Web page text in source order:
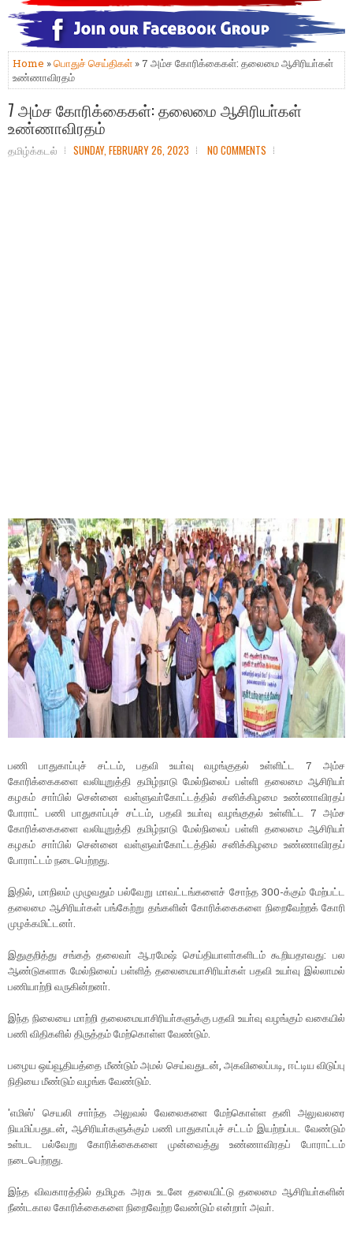
Home »பொதுச் செய்திகள் » 7 அம்ச கோரிக்கைகள்: தலைமை ஆசிரியா்கள்
உண்ணாவிரதம்
7 அம்ச கோரிக்கைகள்: தலைமை ஆசிரியா்கள்
உண்ணாவிரதம்
தமிழ்க்கடல் SUNDAY, FEBRUARY 26, 2023 NO COMMENTS
பணி பாதுகாப்புச் சட்டம், பதவி உயா்வு வழங்குதல் உள்ளிட்ட 7 அம்ச
கோரிக்கைகளை வலியுறுத்தி தமிழ்நாடு மேல்நிலைப் பள்ளி தலைமை ஆசிரியா்
கழகம் சாா்பில் சென்னை வள்ளுவா்கோட்டத்தில் சனிக்கிழமை உண்ணாவிரதப்
போராட் பணி பாதுகாப்புச் சட்டம், பதவி உயா்வு வழங்குதல் உள்ளிட்ட 7 அம்ச
கோரிக்கைகளை வலியுறுத்தி தமிழ்நாடு மேல்நிலைப் பள்ளி தலைமை ஆசிரியா்
கழகம் சாா்பில் சென்னை வள்ளுவா்கோட்டத்தில் சனிக்கிழமை உண்ணாவிரதப்
போராட்டம் நடைபெற்றது.
இதில், மாநிலம் முழுவதும் பல்வேறு மாவட்டங்களைச் சோந்த 300-க்கும் மேற்பட்ட
தலைமை ஆசிரியா்கள் பங்கேற்று தங்களின் கோரிக்கைகளை நிறைவேற்றக் கோரி
முழக்கமிட்டனா்.
இதுகுறித்து சங்கத் தலைவா் ஆ.ரமேஷ் செய்தியாளா்களிடம் கூறியதாவது: பல
ஆண்டுகளாக மேல்நிலைப் பள்ளித் தலைமையாசிரியா்கள் பதவி உயா்வு இல்லாமல்
பணியாற்றி வருகின்றனா்.
இந்த நிலையை மாற்றி தலைமையாசிரியா்களுக்கு பதவி உயா்வு வழங்கும் வகையில்
பணி விதிகளில் திருத்தம் மேற்கொள்ள வேண்டும்.
பழைய ஒய்வூதியத்தை மீண்டும் அமல் செய்வதுடன், அகவிலைப்படி, ஈட்டிய விடுப்பு
நிதியை மீண்டும் வழங்க வேண்டும்.
'எமிஸ்' செயலி சாா்ந்த அலுவல் வேலைகளை மேற்கொள்ள தனி அலுவலரை
நியமிப்பதுடன், ஆசிரியா்களுக்கும் பணி பாதுகாப்புச் சட்டம் இயற்றப்பட வேண்டும்
உள்பட பல்வேறு கோரிக்கைகளை முன்வைத்து உண்ணாவிரதப் போராட்டம்
நடைபெற்றது.
இந்த விவகாரத்தில் தமிழக அரசு உடனே தலையிட்டு தலைமை ஆசிரியா்களின்
நீண்டகால கோரிக்கைகளை நிறைவேற்ற வேண்டும் என்றாா் அவா்.